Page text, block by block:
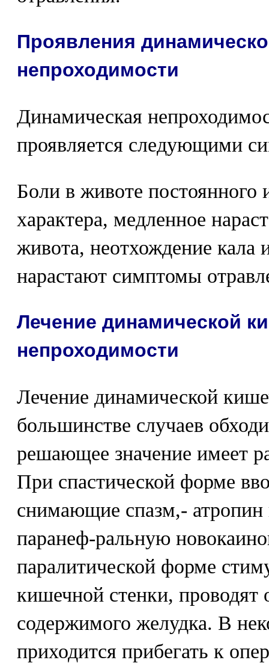
Проявления
непроходимости
Динамическая
проявляется следующими
Боли в животе постоянного
характера, медленное
живота, неотхождение кала
нарастают симптомы
Лечение динамической
непроходимости
Лечение динамической
большинстве случаев
решающее значение имеет
При спастической форме
снимающие спазм,- атропин
паранеф-ральную
паралитической форме
кишечной стенки, проводят
содержимого желудка. В
приходится прибегать к